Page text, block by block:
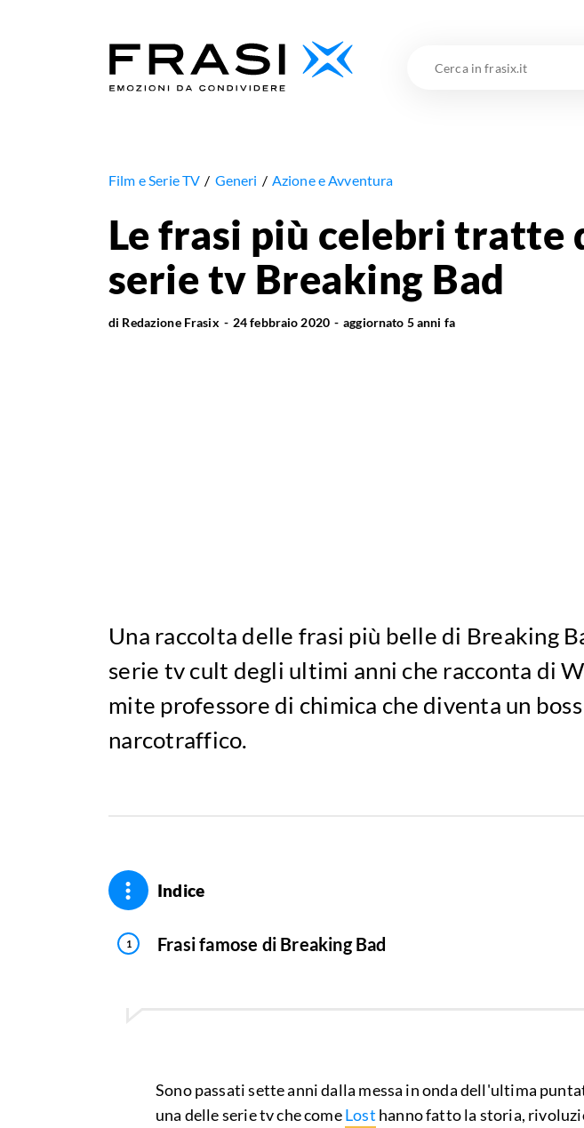
Film e Serie TV Generi Azione e Avventura
Le frasi più celebri tratte
serie tv Breaking Bad
di Redazione Frasix 24 febbraio 2020 aggiornato 5 anni fa
Una raccolta delle frasi più belle di Breaking
serie tv cult degli ultimi anni che racconta di
mite professore di chimica che diventa un
narcotraffico.
Indice
Frasi famose di Breaking Bad
Sono passati sette anni dalla messa in onda dell'ultima
una delle serie tv che comeLost hanno fatto la storia,